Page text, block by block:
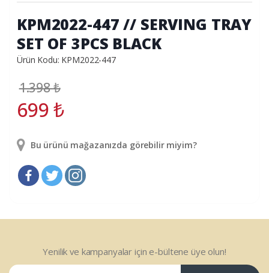
KPM2022-447 // SERVING TRAY
SET OF 3PCS BLACK
Ürün Kodu: KPM2022-447
1.398₺
699₺
Bu ürünü mağazanızda görebilir miyim?
Yenilik ve kampanyalar için e-bültene üye olun!